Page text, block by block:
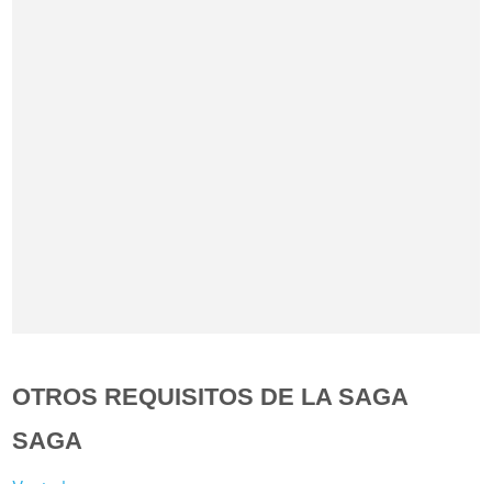
OTROS REQUISITOS DE LA SAGA
SAGA